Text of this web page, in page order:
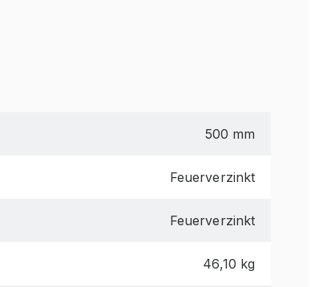
500 mm
Feuerverzinkt
Feuerverzinkt
46,10 kg